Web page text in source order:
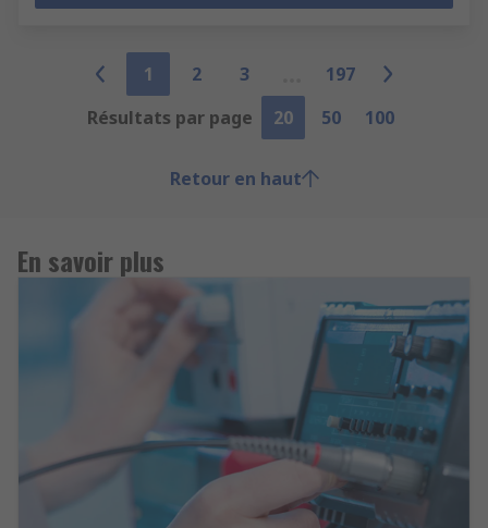
1 2 3
197
Résultats par page
20 50 100
Retour en haut
En savoir plus